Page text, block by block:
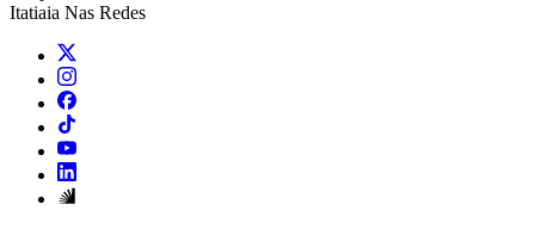
Itatiaia Nas Redes